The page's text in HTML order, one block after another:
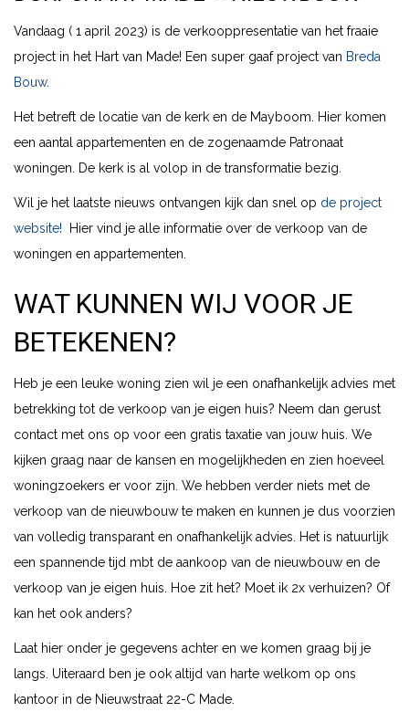
Vandaag ( 1 april 2023) is de verkooppresentatie van het fraaie
project in het Hart van Made! Een super gaaf project van Breda
Bouw.
Het betreft de locatie van de kerk en de Mayboom. Hier komen
een aantal appartementen en de zogenaamde Patronaat
woningen. De kerk is al volop in de transformatie bezig.
Wil je het laatste nieuws ontvangen kijk dan snel op de project
website!
Hier vind je alle informatie over de verkoop van de
woningen en appartementen.
WAT KUNNEN WIJ VOOR JE
BETEKENEN?
Heb je een leuke woning zien wil je een onafhankelijk advies met
betrekking tot de verkoop van je eigen huis? Neem dan gerust
contact met ons op voor een gratis taxatie van jouw huis. We
kijken graag naar de kansen en mogelijkheden en zien hoeveel
woningzoekers er voor zijn. We hebben verder niets met de
verkoop van de nieuwbouw te maken en kunnen je dus voorzien
van volledig transparant en onafhankelijk advies. Het is natuurlijk
een spannende tijd mbt de aankoop van de nieuwbouw en de
verkoop van je eigen huis. Hoe zit het? Moet ik 2x verhuizen? Of
kan het ook anders?
Laat hier onder je gegevens achter en we komen graag bij je
langs. Uiteraard ben je ook altijd van harte welkom op ons
kantoor in de Nieuwstraat 22-C Made.